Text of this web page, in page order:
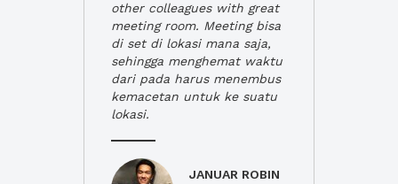
other colleagues with great
meeting room. Meeting bisa
di set di lokasi mana saja,
sehingga menghemat waktu
dari pada harus menembus
kemacetan untuk ke suatu
lokasi.
JANUAR ROBIN